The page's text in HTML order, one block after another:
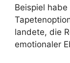
Beispiel
landete, die
emotionaler